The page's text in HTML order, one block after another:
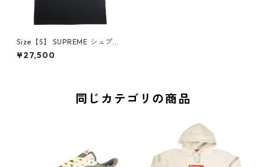
Size【S】 SUPREME シュプリ
ーム 24AW Crest Tee Black
Tシャツ 黒 【新古品・未使用
¥27,500
同じカテゴリの商品